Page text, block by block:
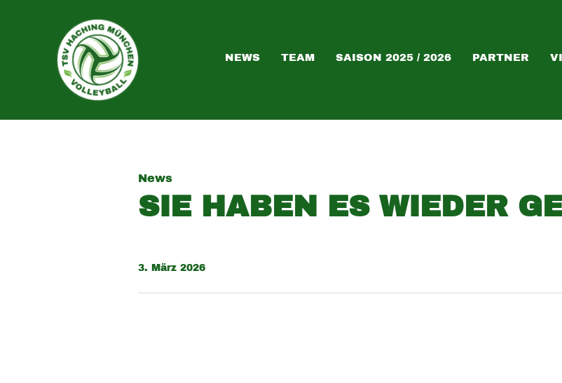
NEWS TEAM SAISON 2025 / 2026 PARTNER
News
SIE HABEN ES WIEDER
3. März 2026